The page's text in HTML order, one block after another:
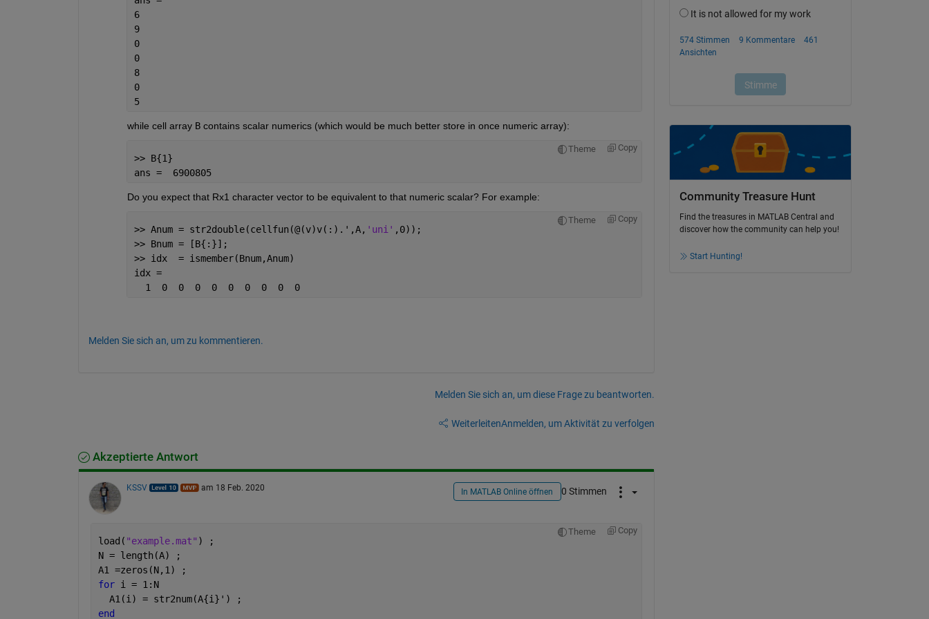
6
9
0
0
8
0
5
while cell array B contains scalar numerics (which would be much better store in once numeric array):
Theme Copy
>> B{1}
ans =  6900805
Do you expect that Rx1 character vector to be equivalent to that numeric scalar? For example:
Theme Copy
>> Anum = str2double(cellfun(@(v)v(:).',A, 'uni' ,0));
>> Bnum = [B{:}];
>> idx  = ismember(Bnum,Anum)
idx =
  1  0  0  0  0  0  0  0  0  0
Melden Sie sich an, um zu kommentieren.
Melden Sie sich an, um diese Frage zu beantworten.
WeiterleitenAnmelden, um Aktivität zu verfolgen
Akzeptierte Antwort
KSSV am 18 Feb. 2020 In MATLAB Online öffnen 0 Stimmen
Theme Copy
load( "example.mat" ) ;
N = length(A) ;
A1 =zeros(N,1) ;
for i = 1:N
  A1(i) = str2num(A{i}') ;
end
Community Treasure Hunt
Find the treasures in MATLAB Central and
discover how the community can help you!
Start Hunting!